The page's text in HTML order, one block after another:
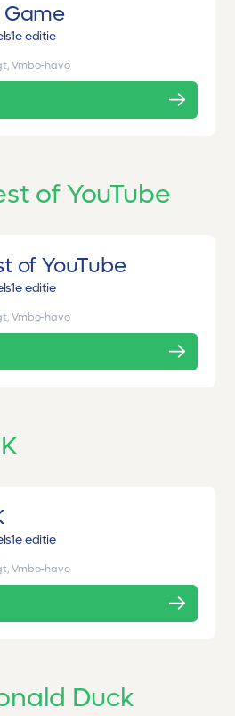
Game
1e editie
Vmbo-havo
of YouTube
of YouTube
1e editie
Vmbo-havo
1e editie
Vmbo-havo
Duck